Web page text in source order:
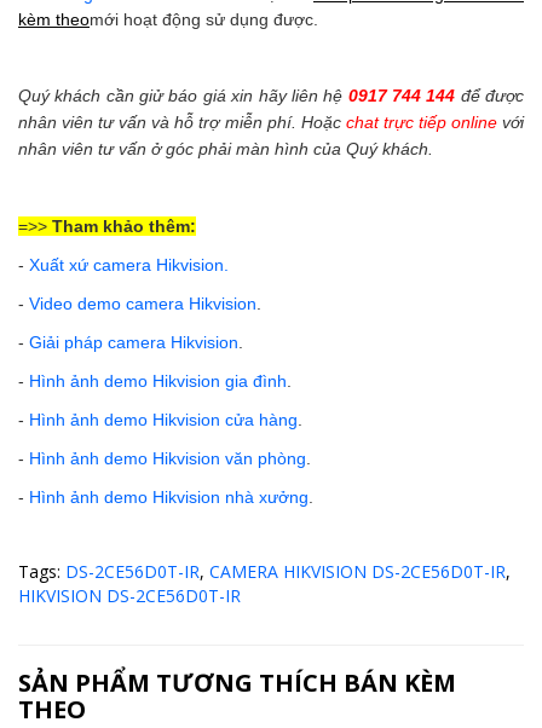
kèm theomới hoạt động sử dụng được.
Quý khách cần giử báo giá xin hãy liên hệ 0917 744 144 để được
nhân viên tư vấn và hỗ trợ miễn phí. Hoặc chat trực tiếp onlinevới
nhân viên tư vấn ở góc phải màn hình của Quý khách.
=>> Tham khảo thêm:
- Xuất xứ camera Hikvision
- Video demo camera Hikvision
- Giải pháp camera Hikvision
- Hình ảnh demo Hikvision gia đình
- Hình ảnh demo Hikvision cửa hàng
- Hình ảnh demo Hikvision văn phòng
- Hình ảnh demo Hikvision nhà xưởng
Tags: DS-2CE56D0T-IR, CAMERA HIKVISION DS-2CE56D0T-IR,
HIKVISION DS-2CE56D0T-IR
SẢN PHẨM TƯƠNG THÍCH BÁN KÈM
THEO